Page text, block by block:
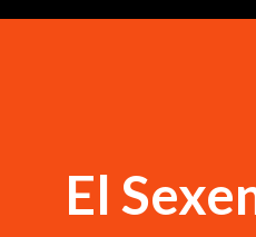
El